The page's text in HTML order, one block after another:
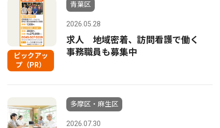
ピックアッ
プ（PR）
青葉区
2026.05.28
求人 地域密着、訪問看護で働く
事務職員も募集中
多摩区・麻生区
2026.07.30